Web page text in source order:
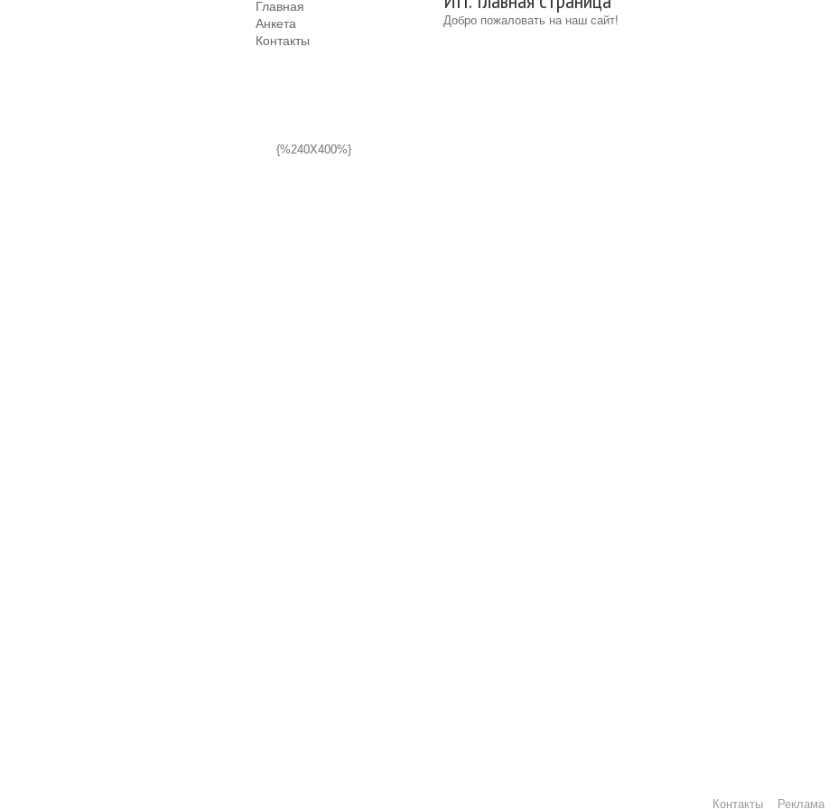
Главная
Анкета
Контакты
{%240X400%}
Добро пожаловать на наш сайт!
Контакты Реклама